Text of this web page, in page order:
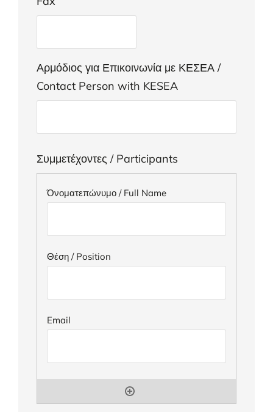
Αρμόδιος για Επικοινωνία με ΚΕΣΕΑ /
Contact Person with KESEA
Συμμετέχοντες / Participants